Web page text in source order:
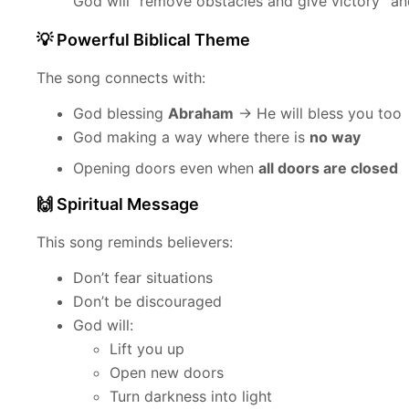
💡 Powerful Biblical Theme
The song connects with:
God blessing Abraham → He will bless you too
God making a way where there is no way
Opening doors even when all doors are closed
🙌 Spiritual Message
This song reminds believers:
Don’t fear situations
Don’t be discouraged
God will:
Lift you up
Open new doors
Turn darkness into light